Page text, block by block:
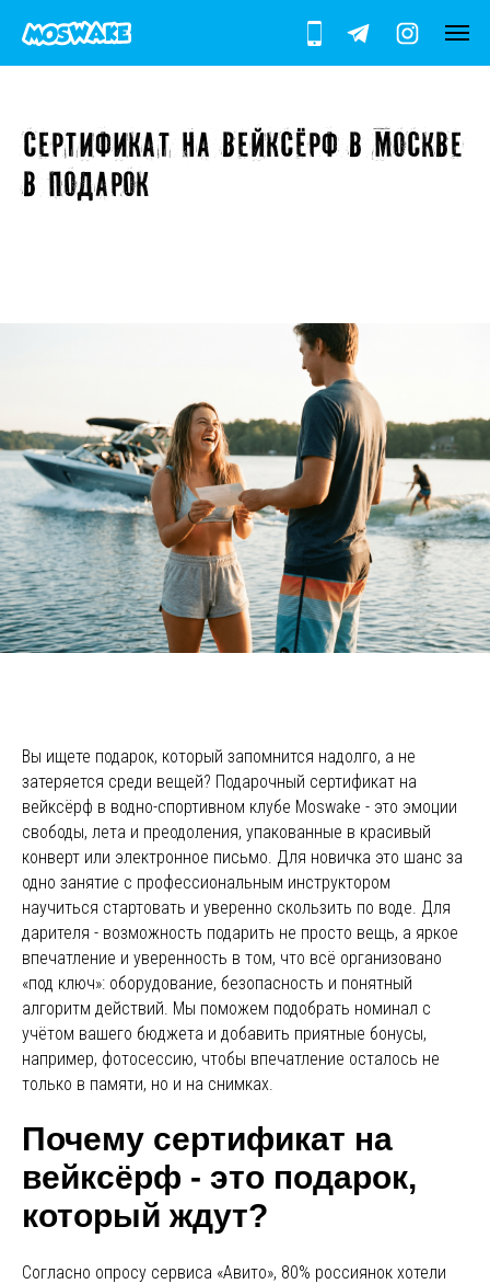
Сертификат на вейксёрф в Москве
в подарок
Вы ищете подарок, который запомнится надолго, а не
затеряется среди вещей? Подарочный сертификат на
вейксёрф в водно-спортивном клубе Moswake - это эмоции
свободы, лета и преодоления, упакованные в красивый
конверт или электронное письмо. Для новичка это шанс за
одно занятие с профессиональным инструктором
научиться стартовать и уверенно скользить по воде. Для
дарителя - возможность подарить не просто вещь, а яркое
впечатление и уверенность в том, что всё организовано
«под ключ»: оборудование, безопасность и понятный
алгоритм действий. Мы поможем подобрать номинал с
учётом вашего бюджета и добавить приятные бонусы,
например, фотосессию, чтобы впечатление осталось не
только в памяти, но и на снимках.
Почему сертификат на
вейксёрф - это подарок,
который ждут?
Согласно опросу сервиса «Авито», 80% россиянок хотели